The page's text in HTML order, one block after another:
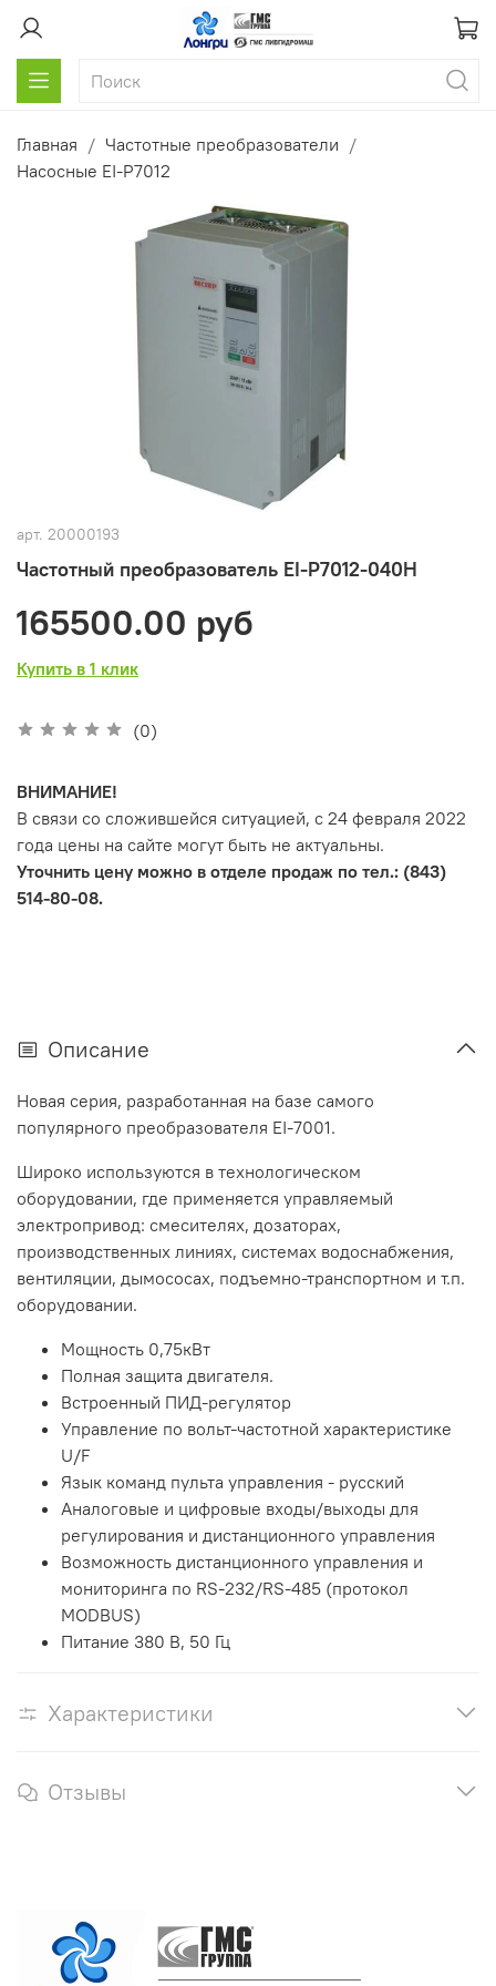
Главная
Частотные преобразователи
Насосные EI-P7012
арт. 20000193
Частотный преобразователь EI-P7012-040H
(0)
165500.00 руб
Купить в 1 клик
ВНИМАНИЕ!
В связи со сложившейся ситуацией, с 24 февраля 2022
года цены на сайте могут быть не актуальны.
Уточнить цену можно в отделе продаж по тел.: (843)
514-80-08.
Описание
Новая серия, разработанная на базе самого
популярного преобразователя EI-7001.
Широко используются в технологическом
оборудовании, где применяется управляемый
электропривод: смесителях, дозаторах,
производственных линиях, системах водоснабжения,
вентиляции, дымососах, подъемно-транспортном и т.п.
оборудовании.
Мощность 0,75кВт
Полная защита двигателя.
Встроенный ПИД-регулятор
Управление по вольт-частотной характеристике
U/F
Язык команд пульта управления - русский
Аналоговые и цифровые входы/выходы для
регулирования и дистанционного управления
Возможность дистанционного управления и
мониторинга по RS-232/RS-485 (протокол
MODBUS)
Питание 380 В, 50 Гц
Характеристики
Отзывы